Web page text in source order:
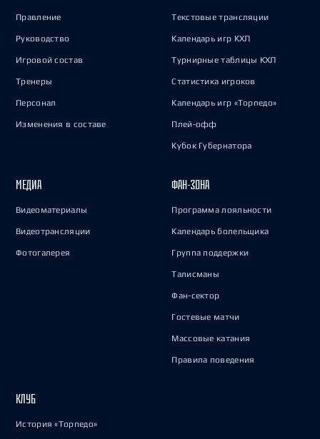
Правление
Руководство
Игровой состав
Тренеры
Персонал
Изменения в составе
Текстовые трансляции
Календарь игр КХЛ
Турнирные таблицы КХЛ
Статистика игроков
Календарь игр «Торпедо»
Плей-офф
Кубок Губернатора
МЕДИА
Видеоматериалы
Видеотрансляции
Фотогалерея
ФАН-ЗОНА
Программа лояльности
Календарь болельщика
Группа поддержки
Талисманы
Фан-сектор
Гостевые матчи
Массовые катания
Правила поведения
КЛУБ
История «Торпедо»